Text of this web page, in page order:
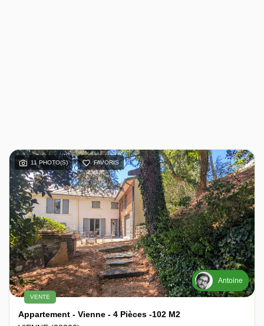
11 PHOTO(S) FAVORIS
Antoine
VENTE
Appartement - Vienne - 4 Pièces -102 M2